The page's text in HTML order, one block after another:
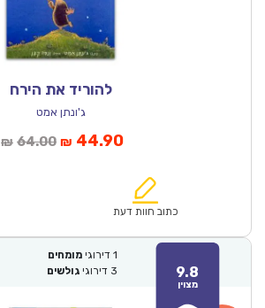
להוריד את הירח
ג'ונתן אמט
₪ 64.00המחיר
₪64.00.
₪ 44.90המחיר
הוא:
כתוב חוות דעת
9.8
מצוין
1 דירוגי מומחים
3 דירוגי גולשים